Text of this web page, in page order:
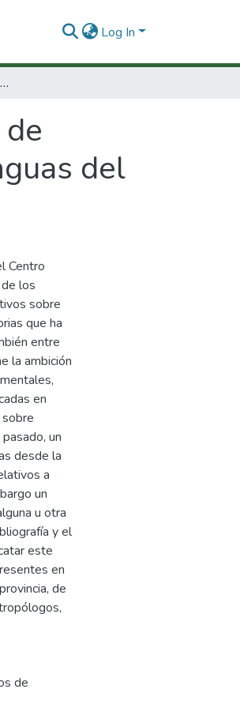
Log In
Documentos sobre lenguas aborígenes de Colombia del archivo de Paul Rivet : volumen 3, Lenguas del Sur de Colombia
del
Centro
los
sobre
que ha
entre
la ambición
en
un
desde la
a
un
u otra
y el
este
en
de
de